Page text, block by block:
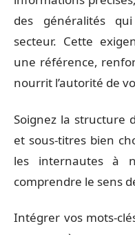
des généralités
secteur. Cette
une référence,
nourrit l’autorité de
Soignez la structure
et sous-titres bien
les internautes à
comprendre le sens
Intégrer vos mots-